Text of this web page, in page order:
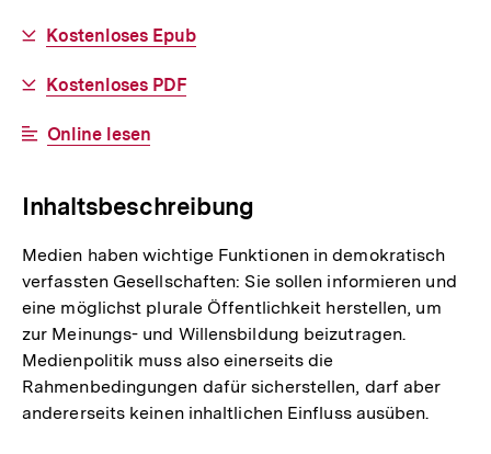
Download-
Kostenloses Epub
Download-
Kostenloses PDF
Interner
Online lesen
Inhaltsbeschreibung
Medien haben wichtige Funktionen in demokratisch
verfassten Gesellschaften: Sie sollen informieren und
eine möglichst plurale Öffentlichkeit herstellen, um
zur Meinungs- und Willensbildung beizutragen.
Medienpolitik muss also einerseits die
Rahmenbedingungen dafür sicherstellen, darf aber
andererseits keinen inhaltlichen Einfluss ausüben.